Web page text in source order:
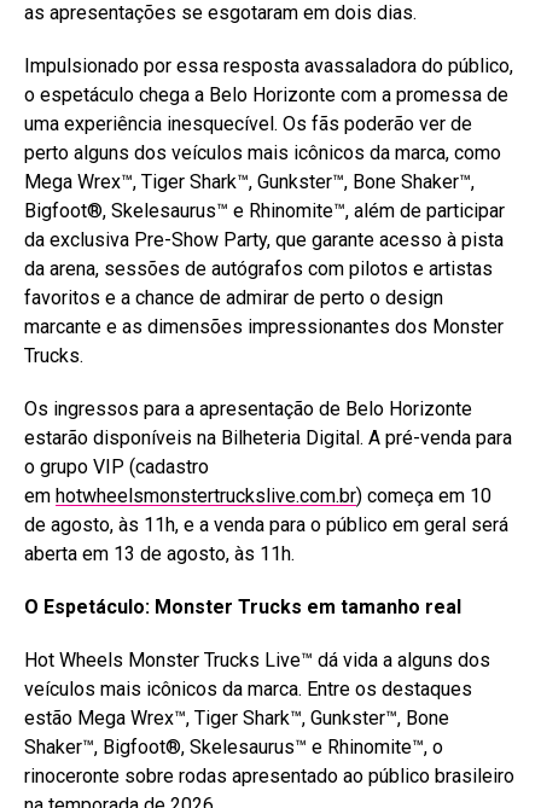
as apresentações se esgotaram em dois dias.
Impulsionado por essa resposta avassaladora do público,
o espetáculo chega a Belo Horizonte com a promessa de
uma experiência inesquecível. Os fãs poderão ver de
perto alguns dos veículos mais icônicos da marca, como
Mega Wrex™, Tiger Shark™, Gunkster™, Bone Shaker™,
Bigfoot®, Skelesaurus™ e Rhinomite™, além de participar
da exclusiva Pre-Show Party, que garante acesso à pista
da arena, sessões de autógrafos com pilotos e artistas
favoritos e a chance de admirar de perto o design
marcante e as dimensões impressionantes dos Monster
Trucks.
Os ingressos para a apresentação de Belo Horizonte
estarão disponíveis na Bilheteria Digital. A pré-venda para
o grupo VIP (cadastro
em hotwheelsmonstertruckslive.com.br) começa em 10
de agosto, às 11h, e a venda para o público em geral será
aberta em 13 de agosto, às 11h.
O Espetáculo: Monster Trucks em tamanho real
Hot Wheels Monster Trucks Live™ dá vida a alguns dos
veículos mais icônicos da marca. Entre os destaques
estão Mega Wrex™, Tiger Shark™, Gunkster™, Bone
Shaker™, Bigfoot®, Skelesaurus™ e Rhinomite™, o
rinoceronte sobre rodas apresentado ao público brasileiro